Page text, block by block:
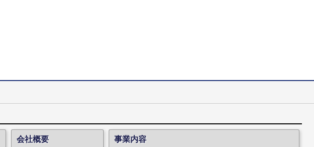
会社概要
事業内容